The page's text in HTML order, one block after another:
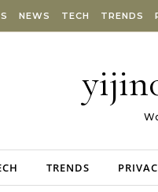
NEWS TECH TRENDS
TRENDS